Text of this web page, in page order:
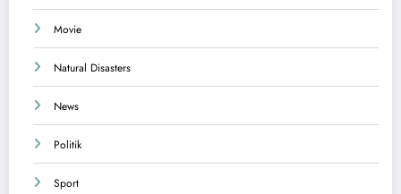
Movie
Natural Disasters
News
Politik
Sport